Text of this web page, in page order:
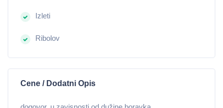
Izleti
Ribolov
Cene / Dodatni Opis